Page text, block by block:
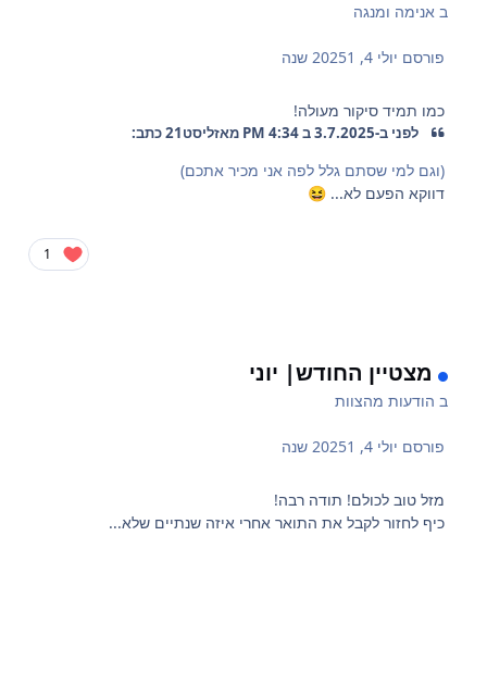
באנימה ומנגה
פורסם יולי 4, 2025 1 שנה
כמו תמיד סיקור מעולה!
לפני ב-3.7.2025 ב 4:34 PM מאזליסט21 כתב:
(וגם למי שסתם גלל לפה אני מכיר אתכם)
דווקא הפעם לא...😆
1
מצטיין החודש| יוני
ב הודעות מהצוות
פורסם יולי 4, 2025 1 שנה
מזל טוב לכולם! תודה רבה!
כיף לחזור לקבל את התואר אחרי איזה שנתיים שלא...